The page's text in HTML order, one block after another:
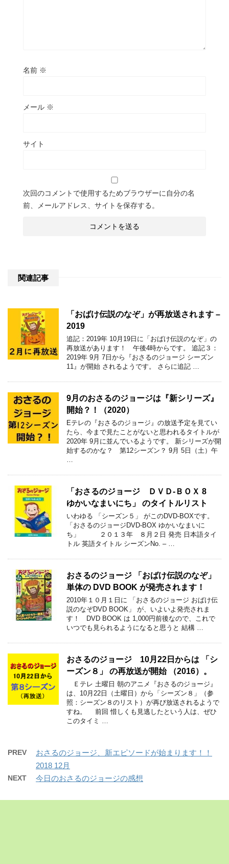
名前 ※
メール ※
サイト
次回のコメントで使用するためブラウザーに自分の名
前、メールアドレス、サイトを保存する。
関連記事
「おばけ伝説のなぞ」が再放送されます –
2019
追記：2019年 10月19日に「おばけ伝説のなぞ」の
再放送があります！ 午後4時からです。 追記３：
2019年 9月 7日から『おさるのジョージ シーズン
11』が開始 されるようです。 さらに追記 …
9月のおさるのジョージは『新シリーズ』
開始？！（2020）
Eテレの『おさるのジョージ』の放送予定を見てい
たら、今まで見たことがないと思われるタイトルが
2020年 9月に並んでいるようです。 新シリーズが開
始するのかな？ 第12シーズン？ 9月 5日（土）午
「おさるのジョージ ＤＶＤ-ＢＯＸ 8
ゆかいなまいにち」 のタイトルリスト
いわゆる 「シーズン５」 がこのDVD-BOXです。
「おさるのジョージDVD-BOX ゆかいなまいに
ち」 ２０１３年 ８月２日 発売 日本語タイ
トル 英語タイトル シーズンNo. – …
おさるのジョージ 「おばけ伝説のなぞ」
単体の DVD BOOK が発売されます！
2010年１０月１日に 「おさるのジョージ おばけ伝
説のなぞDVD BOOK」 が、いよいよ発売されま
す！ DVD BOOK は 1,000円前後なので、これで
いつでも見られるようになると思うと 結構 …
おさるのジョージ 10月22日からは 「シ
ーズン８」 の再放送が開始 （2016）。
Ｅテレ 土曜日 朝のアニメ『おさるのジョージ』
は、10月22日（土曜日）から「シーズン８」（参
照：シーズン８のリスト）が再び放送されるようで
すね。 前回 惜しくも見逃したという人は、ぜひ
このタイミ …
PREV
おさるのジョージ、新エピソードが始まります！！
2018 12月
NEXT 今日のおさるのジョージの感想